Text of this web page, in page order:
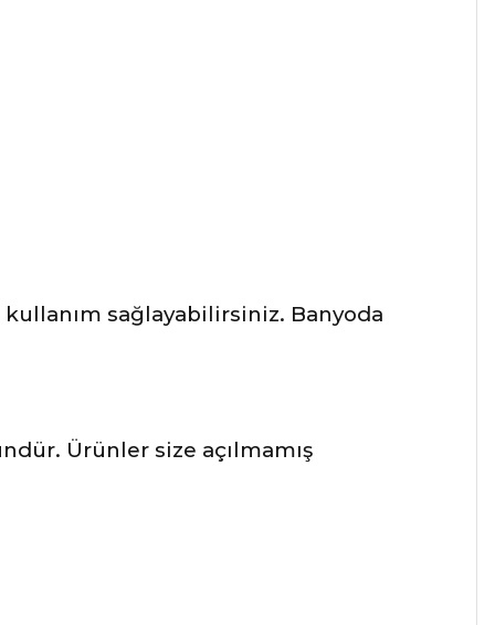
sağlayabilirsiniz. Banyoda
Ürünler size açılmamış